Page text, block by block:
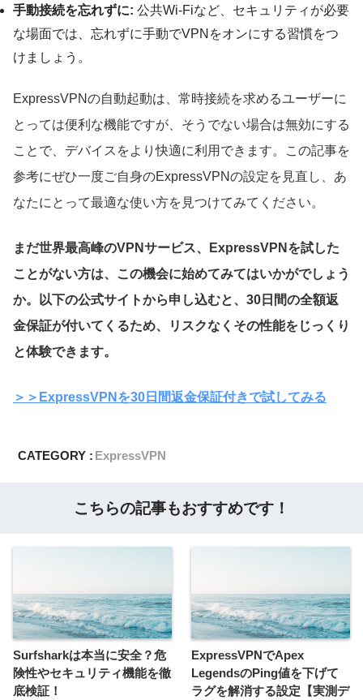
手動接続を忘れずに: 公共Wi-Fiなど、セキュリティが必要
な場面では、忘れずに手動でVPNをオンにする習慣をつ
けましょう。
ExpressVPNの自動起動は、常時接続を求めるユーザーに
とっては便利な機能ですが、そうでない場合は無効にする
ことで、デバイスをより快適に利用できます。この記事を
参考にぜひ一度ご自身のExpressVPNの設定を見直し、あ
なたにとって最適な使い方を見つけてみてください。
まだ世界最高峰のVPNサービス、ExpressVPNを試した
ことがない方は、この機会に始めてみてはいかがでしょう
か。以下の公式サイトから申し込むと、30日間の全額返
金保証が付いてくるため、リスクなくその性能をじっくり
と体験できます。
＞＞ExpressVPNを30日間返金保証付きで試してみる
CATEGORY : ExpressVPN
こちらの記事もおすすめです！
Surfsharkは本当に安全？危
険性やセキュリティ機能を徹
底検証！
ExpressVPNでApex
LegendsのPing値を下げて
ラグを解消する設定【実測デ